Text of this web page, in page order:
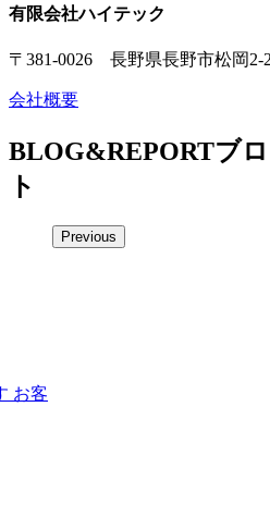
有限会社ハイテック
〒381-0026 長野県長野市松岡2-
会社概要
BLOG&REPORTブ
ト
Previous
お客